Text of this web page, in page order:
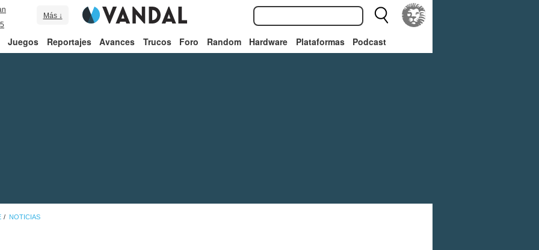
Más ↓
Juegos Reportajes Avances Trucos Foro Random Hardware Plataformas Podcast
NOTICIAS